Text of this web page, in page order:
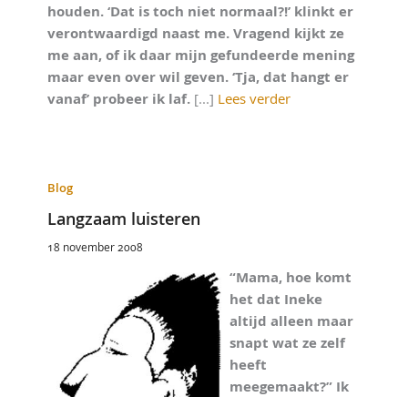
houden. ‘Dat is toch niet normaal?!’ klinkt er
verontwaardigd naast me. Vragend kijkt ze
me aan, of ik daar mijn gefundeerde mening
maar even over wil geven. ‘Tja, dat hangt er
vanaf’ probeer ik laf. [...] Lees verder
Blog
Langzaam luisteren
18 november 2008
“Mama, hoe komt
het dat Ineke
altijd alleen maar
snapt wat ze zelf
heeft
meegemaakt?” Ik